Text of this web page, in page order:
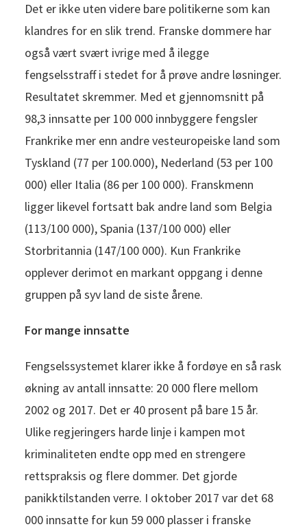
Det er ikke uten videre bare politikerne som kan
klandres for en slik trend. Franske dommere har
også vært svært ivrige med å ilegge
fengselsstraff i stedet for å prøve andre løsninger.
Resultatet skremmer. Med et gjennomsnitt på
98,3 innsatte per 100 000 innbyggere fengsler
Frankrike mer enn andre vesteuropeiske land som
Tyskland (77 per 100.000), Nederland (53 per 100
000) eller Italia (86 per 100 000). Franskmenn
ligger likevel fortsatt bak andre land som Belgia
(113/100 000), Spania (137/100 000) eller
Storbritannia (147/100 000). Kun Frankrike
opplever derimot en markant oppgang i denne
gruppen på syv land de siste årene.
For mange innsatte
Fengselssystemet klarer ikke å fordøye en så rask
økning av antall innsatte: 20 000 flere mellom
2002 og 2017. Det er 40 prosent på bare 15 år.
Ulike regjeringers harde linje i kampen mot
kriminaliteten endte opp med en strengere
rettspraksis og flere dommer. Det gjorde
panikktilstanden verre. I oktober 2017 var det 68
000 innsatte for kun 59 000 plasser i franske